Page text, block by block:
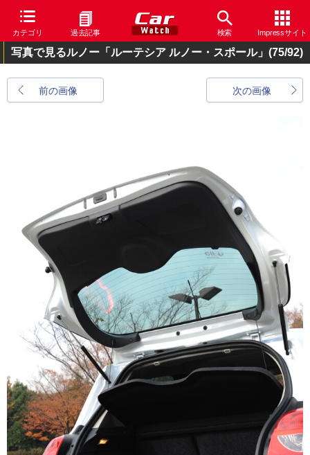
カテゴリ 過去記事 検索 Impressサイト
写真で見るルノー「ルーテシア ルノー・スポール」 (75/92)
前の画像 次の画像